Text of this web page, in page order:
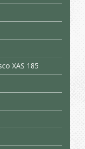
XAS 185